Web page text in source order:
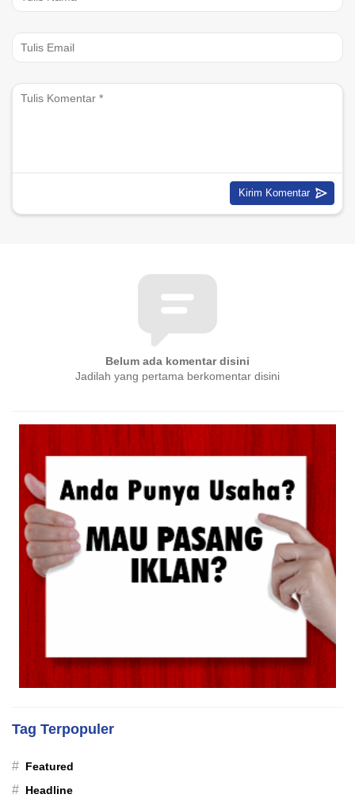
Belum ada komentar disini
Jadilah yang pertama berkomentar disini
Tag Terpopuler
# Featured
# Headline